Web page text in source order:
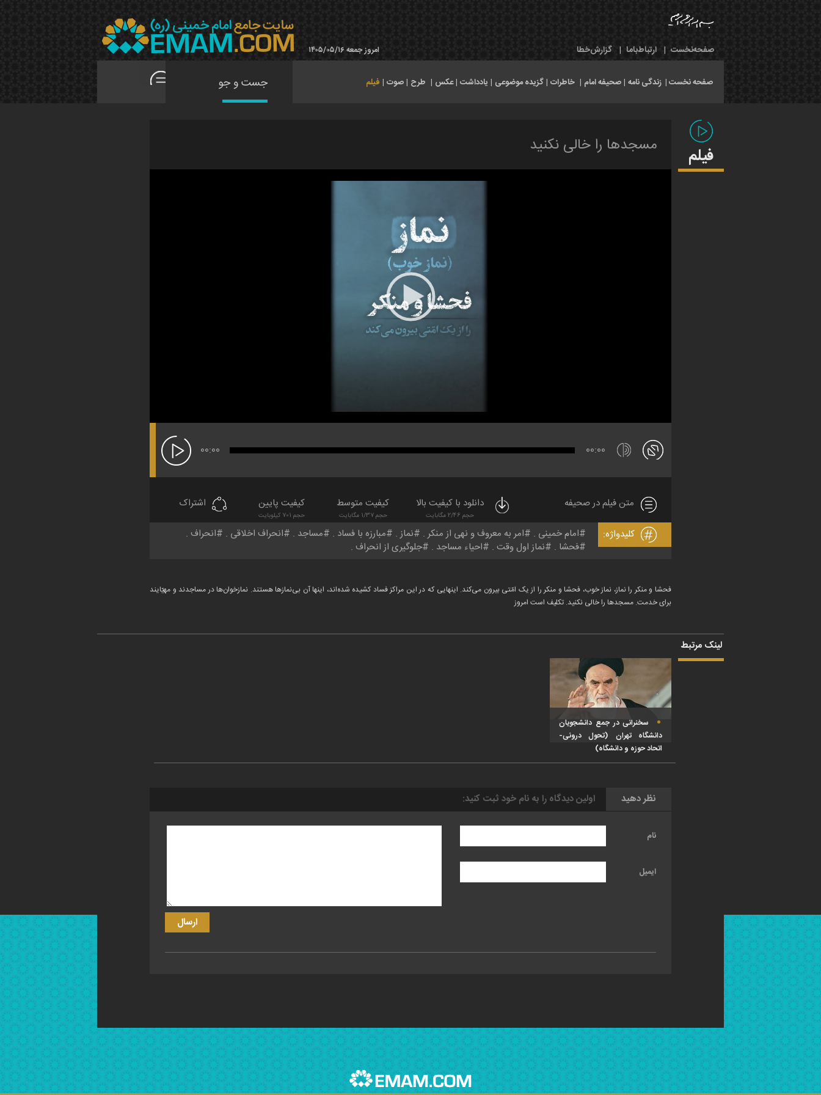
صفحه‌نخست | ارتباط‌با‌ما | گزارش‌خطا امروز جمعه ۱۴۰۵/۰۵/۱۶
صفحه نخست | زندگی نامه |صحیفه امام | خاطرات |گزیده موضوعی | یادداشت |عکس | طرح |صوت | فیلم
فیلم مسجدها را خالی نکنید
00:00 00:00
متن فیلم در صحیفه دانلود با کیفیت بالا
حجم 2/46 مگابایت
کیفیت متوسط
حجم 1/37 مگابایت
کیفیت پایین
حجم 701 کیلوبایت
اشتراک
کلیدواژه: امام خمینی امر به معروف و نهی از منکر نماز مبارزه با فساد مساجد انحراف اخلاقی
انحراف
فحشا
نماز اول وقت احیاء مساجد جلوگیری از انحراف
فحشا و منکر را نماز، نماز خوب، فحشا و منکر را از یک امّتی بیرون می‌کند. اینهایی که در این مراکز فساد کشیده شده‌اند، اینها آن بی‌نمازها هستند. نمازخوان‌ها در مساجدند و مهیّایند
برای خدمت. مسجدها را خالی نکنید. تکلیف است امروز
لینک مرتبط
سخنرانی در جمع دانشجویان
دانشگاه تهران (تحول درونی-
اتحاد حوزه و دانشگاه)
نظر دهید اولین دیدگاه را به نام خود ثبت کنید:
نام
ایمیل